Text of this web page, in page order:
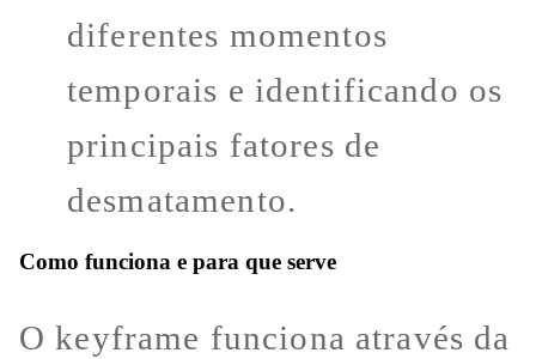
diferentes momentos
temporais e identificando os
principais fatores de
desmatamento.
Como funciona e para que serve
O keyframe funciona através da